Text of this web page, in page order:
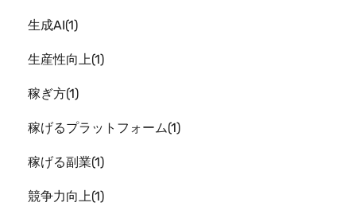
生成AI 1
生産性向上 1
稼ぎ方 1
稼げるプラットフォーム 1
稼げる副業 1
競争力向上 1